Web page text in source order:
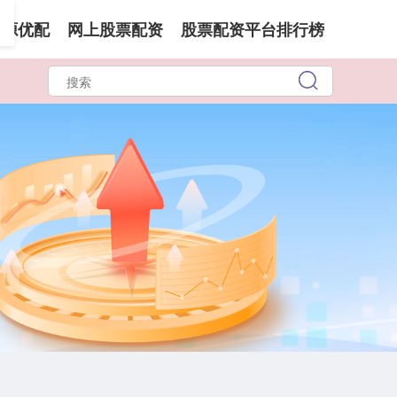
优配 网上股票配资 股票配资平台排行榜